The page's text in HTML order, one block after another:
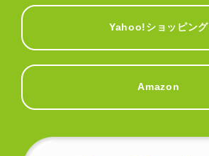
Yahoo!ショッピング
Amazon